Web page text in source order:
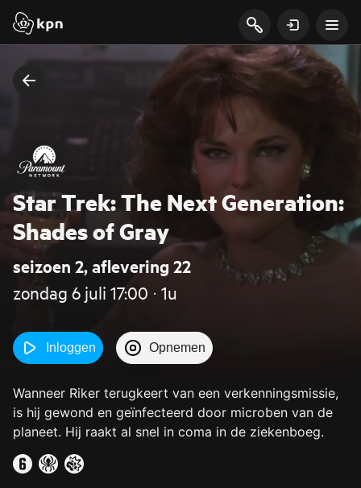
Star Trek: The Next Generation:
Shades of Gray
seizoen 2, aflevering 22
zondag 6 juli 17:00 ‧ 1u
Inloggen Opnemen
Wanneer Riker terugkeert van een verkenningsmissie,
is hij gewond en geïnfecteerd door microben van de
planeet. Hij raakt al snel in coma in de ziekenboeg.